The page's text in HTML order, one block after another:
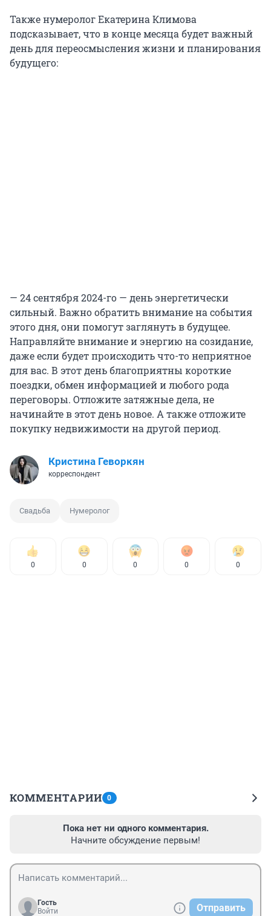
Также нумеролог Екатерина Климова
подсказывает, что в конце месяца будет важный
день для переосмысления жизни и планирования
будущего:
— 24 сентября 2024-го — день энергетически
сильный. Важно обратить внимание на события
этого дня, они помогут заглянуть в будущее.
Направляйте внимание и энергию на созидание,
даже если будет происходить что-то неприятное
для вас. В этот день благоприятны короткие
поездки, обмен информацией и любого рода
переговоры. Отложите затяжные дела, не
начинайте в этот день новое. А также отложите
покупку недвижимости на другой период.
Кристина Геворкян
корреспондент
Свадьба Нумеролог
0 0 0 0 0
КОММЕНТАРИИ 0
Пока нет ни одного комментария.
Начните обсуждение первым!
Гость
Войти
Отправить